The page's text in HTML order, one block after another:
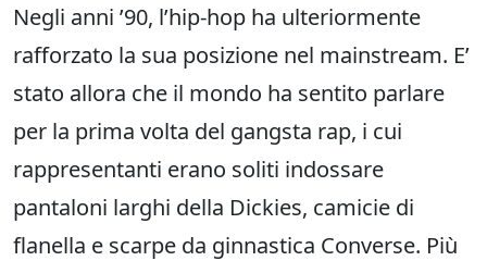
Negli anni ’90, l’hip-hop ha ulteriormente
rafforzato la sua posizione nel mainstream. E’
stato allora che il mondo ha sentito parlare
per la prima volta del gangsta rap, i cui
rappresentanti erano soliti indossare
pantaloni larghi della Dickies, camicie di
flanella e scarpe da ginnastica Converse. Più